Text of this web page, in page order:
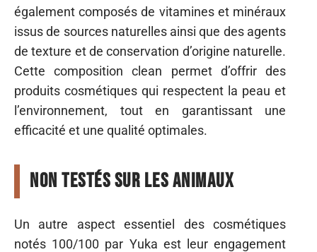
également composés de vitamines et minéraux
issus de sources naturelles ainsi que des agents
de texture et de conservation d’origine naturelle.
Cette composition clean permet d’offrir des
produits cosmétiques qui respectent la peau et
l’environnement, tout en garantissant une
efficacité et une qualité optimales.
Non testés sur les animaux
Un autre aspect essentiel des cosmétiques
notés 100/100 par Yuka est leur engagement